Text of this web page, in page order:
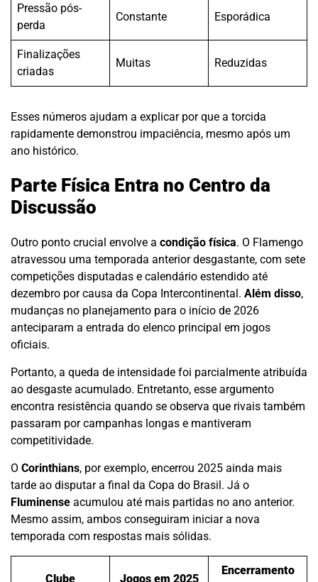
Pressão pós-
perda
Constante Esporádica
Finalizações
criadas
Muitas Reduzidas
Esses números ajudam a explicar por que a torcida
rapidamente demonstrou impaciência, mesmo após um
ano histórico.
Parte Física Entra no Centro da
Discussão
Outro ponto crucial envolve a condição física. O Flamengo
atravessou uma temporada anterior desgastante, com sete
competições disputadas e calendário estendido até
dezembro por causa da Copa Intercontinental. Além disso,
mudanças no planejamento para o início de 2026
anteciparam a entrada do elenco principal em jogos
oficiais.
Portanto, a queda de intensidade foi parcialmente atribuída
ao desgaste acumulado. Entretanto, esse argumento
encontra resistência quando se observa que rivais também
passaram por campanhas longas e mantiveram
competitividade.
O Corinthians, por exemplo, encerrou 2025 ainda mais
tarde ao disputar a final da Copa do Brasil. Já o
Fluminense acumulou até mais partidas no ano anterior.
Mesmo assim, ambos conseguiram iniciar a nova
temporada com respostas mais sólidas.
Clube Jogos em 2025
Encerramento